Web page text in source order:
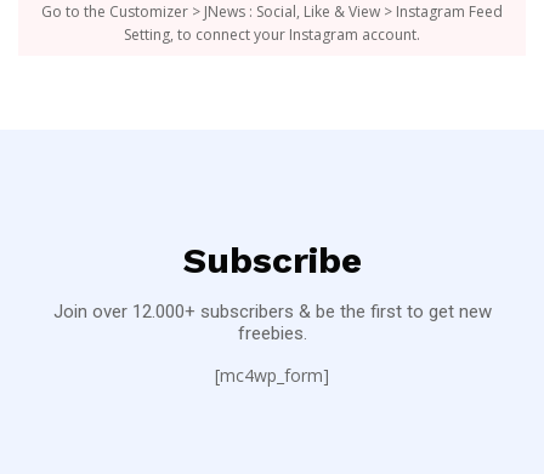
Go to the Customizer > JNews : Social, Like & View > Instagram Feed
Setting, to connect your Instagram account.
Subscribe
Join over 12.000+ subscribers & be the first to get new
freebies.
[mc4wp_form]